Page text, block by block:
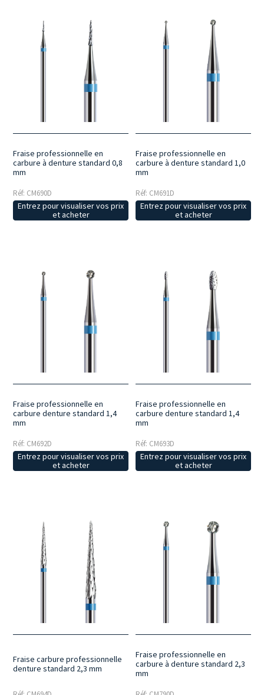
Fraise professionnelle en
carbure à denture standard 0,8
mm
Réf: CM690D
Entrez pour visualiser vos prix
et acheter
Fraise professionnelle en
carbure à denture standard 1,0
mm
Réf: CM691D
Entrez pour visualiser vos prix
et acheter
Fraise professionnelle en
carbure denture standard 1,4
mm
Réf: CM692D
Entrez pour visualiser vos prix
et acheter
Fraise professionnelle en
carbure denture standard 1,4
mm
Réf: CM693D
Entrez pour visualiser vos prix
et acheter
Fraise carbure professionnelle
denture standard 2,3 mm
Fraise professionnelle en
carbure à denture standard 2,3
mm